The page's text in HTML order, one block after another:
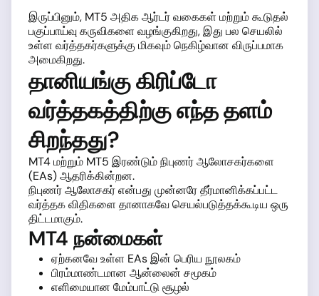
இருப்பினும், MT5 அதிக ஆர்டர் வகைகள் மற்றும் கூடுதல்
பகுப்பாய்வு கருவிகளை வழங்குகிறது, இது பல செயலில்
உள்ள வர்த்தகர்களுக்கு மிகவும் நெகிழ்வான விருப்பமாக
அமைகிறது.
தானியங்கு கிரிப்டோ
வர்த்தகத்திற்கு எந்த தளம்
சிறந்தது?
MT4 மற்றும் MT5 இரண்டும் நிபுணர் ஆலோசகர்களை
(EAs) ஆதரிக்கின்றன.
நிபுணர் ஆலோசகர் என்பது முன்னரே தீர்மானிக்கப்பட்ட
வர்த்தக விதிகளை தானாகவே செயல்படுத்தக்கூடிய ஒரு
திட்டமாகும்.
MT4 நன்மைகள்
ஏற்கனவே உள்ள EAs இன் பெரிய நூலகம்
பிரம்மாண்டமான ஆன்லைன் சமூகம்
எளிமையான மேம்பாட்டு சூழல்